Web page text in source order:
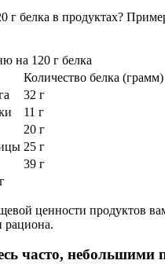
г белка в продуктах?
на 120 г белка
Количество белка (грамм)
32 г
11 г
20 г
25 г
39 г
ценности продуктов
рациона.
часто, небольшими